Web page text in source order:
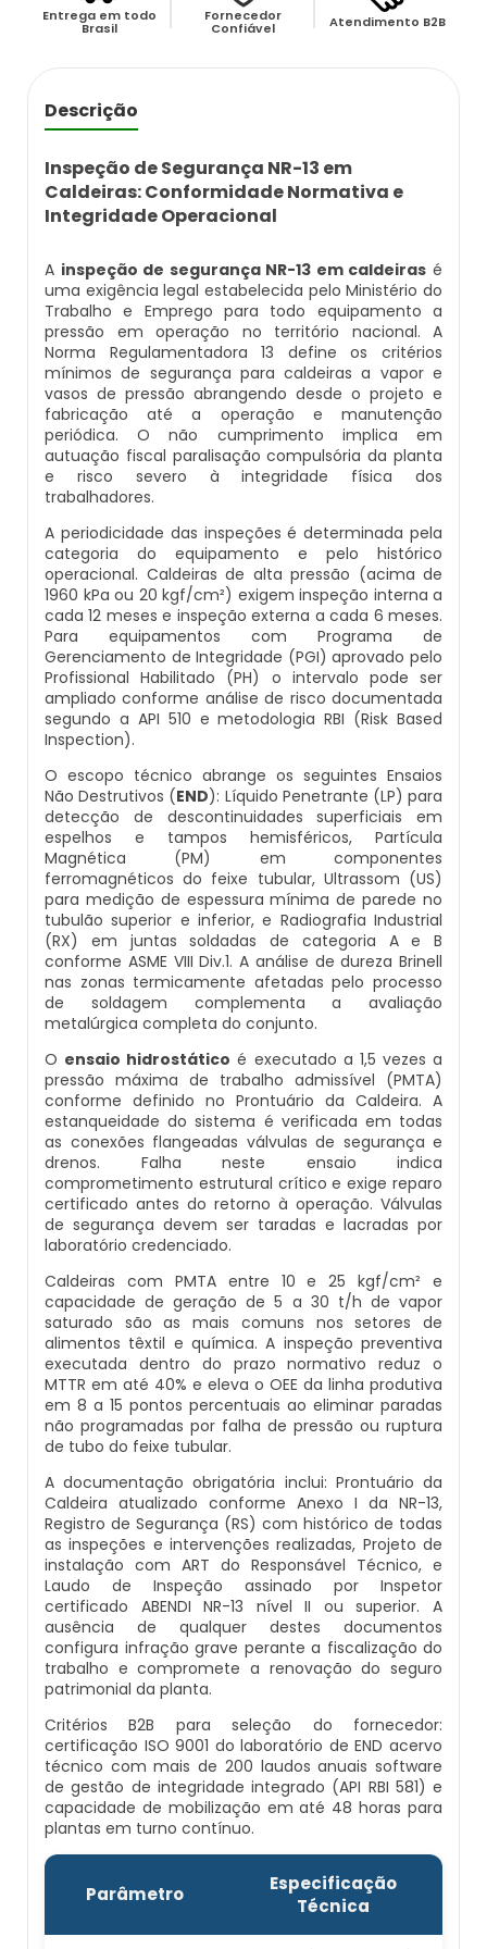
Caldeira Flamotubular Venda
Caldeira Flamotubular Vertical
Caldeira Fogotubular
Caldeira Fogotubular Horizontal
Caldeira Horizontal
Caldeira Industrial
Caldeira Industrial A Gás
Caldeira Industrial A Lenha
Caldeira Vertical
Caldeiraria De Fabricação E Montagem
Industrial
Caldeiraria E Montagem Industrial
Caldeiraria Industrial
Caldeiraria Pesada
Caldeiras De Recuperação De Calor Sensivel
Caldeiras E Aquecedores
Caldeiras E Vasos De Pressão
Comprar Caldeira
Controle E Automação De Caldeiras
Curso De Segurança Na Operação De
Caldeiras
Curso Operação De Caldeira
Curso Treinamento De Segurança Na
Operação De Caldeiras
Economizador Para Caldeiras
Empresa De Serviços Caldeiraria
Fabricante De Tubos Para Caldeira
Fabricantes De Caldeiras Industriais
Peças Para Caldeira
Pré Aquecedor De Ar Para Caldeira
Preço Caldeiras
Preço Caldeiras Industriais
Prestação De Serviços De Caldeiraria
Queimador Caldeira Diesel
Empresas Que Inspecionam Caldeiras
Inspeção De Caldeiras A Vapor
Inspeção De Caldeiras Flamotubulares
Inspeção De Caldeiras Preço
Inspeção De Caldeiras Profissional
Habilitado
Inspeção De Integridade De Caldeiras
Inspeção De Integridade Em Caldeiras
Inspeção De Segurança Caldeira
Inspeção De Segurança De Caldeiras
Inspeção De Segurança Em Caldeiras
Inspeção De Segurança Em Caldeiras E
Vasos De Pressão
Inspeção De Segurança Em Vasos De
Pressão
Inspeção Dimensional De Caldeiraria
Inspeção Dimensional De Caldeiraria E
Tubulação
Inspeção Em Caldeiras
Inspeção Em Caldeiras Aquatubulares
Inspeção Inicial Em Caldeiras
Inspeção Periodica Em Caldeiras
Manutenção E Inspeção De Caldeiras
Plano De Inspeção De Caldeiras
Prestadores De Serviços Em Inspeção De
Caldeiras
Profissionais Para Inspecionar Caldeiras
Profissionais Que Inspecionam Caldeiras
Profissional Habilitado Para Inspeção De
Serviço De Inspeção De Caldeiras
Valor De Inspeção De Caldeiras
Manutenção De Caldeiras A Gasóleo Rj
Manutenção De Caldeiras Em Rj
Roca
Empresa Que Fazem Montagem De
Empresas De Caldeiraria
Empresas De Caldeiraria E Montagem
Industrial
Empresas De Montagem De Caldeiras
Manutenção De Caldeiras
Manutenção De Caldeiras A Gásoleo
Manutenção De Caldeiras A Vapor
Manutenção De Caldeiras E Aquecedores
Manutenção De Caldeiras Em Sp
Manutenção De Caldeiras Industriais
Manutenção Em Caldeiras De Alta Pressão
Manutenção Preventiva Caldeiras
Montagem Caldeiras
Montagem De Caldeiras
Montagem De Caldeiras A Vapor
Montagem De Caldeiras Preço
Montagem De Caldeiras A Gás
Montagem De Caldeiras A Lenha
Montagem De Caldeiras A Pellets
Montagem De Caldeiras De Aquecimento
Montagem De Caldeiras Empresa
Preço Montagem De Caldeira A Gás
Preço Montagem De Caldeira A Lenha
Preço Montagem De Caldeira A Vapor
Preço Montagem De Caldeira De
Aquecimento
Preço Montagem De Caldeira Gás Natural
Preço Montagem De Caldeira Gás Roca
Preço Montagem De Caldeiras
Caldeira A Vapor Industrial A Venda
Caldeira A Vapor Para Cozinha Industrial
Caldeira A Vapor Para Sauna
Caldeira A Vapor Pequena
Caldeira A Vapor Vertical
Caldeira De Vapor
Caldeira De Vapor A Gás
Caldeira De Vapor A Venda
Caldeira Em Vapor
Caldeira Geradora De Vapor A Lenha
Caldeira Locomotiva A Vapor
Caldeira Usada A Venda
Caldeira Vapor A Lenha
Compra E Venda De Caldeiras Usadas
Comprar Caldeira A Vapor
Comprar Caldeira De Vapor
Distribuidor De Caldeira A Vapor
Empresa De Caldeira A Vapor
Fabrica De Caldeira A Vapor
Fabricante De Caldeira A Vapor
Ferro Com Caldeira A Vapor
Fornecedor De Caldeira A Vapor
Onde Comprar Caldeira A Vapor
Peças Para Caldeira A Vapor
Preço Caldeira A Vapor
Queimadores Para Caldeira A Vapor
Tubos Para Caldeira A Vapor
Caldeira Geradora De Vapor
Caldeira Industrial A Vapor
Mini Caldeira Geradora De Vapor
Caldeira Para Geração De Vapor
Caldeira A Vapor E Geração De Energia
Caldeira A Gás Natural Preço
Caldeira A Gás Preço
Caldeira A Gás Roca
Caldeira A Gás Usada
Caldeira De Aquecimento A Gás
Caldeira De Aquecimento Central A Gás
Caldeira Mural A Gás
Caldeira Mural A Gás Preço
Comprar Caldeira A Gás
Cotação De Caldeira A Gás
Distribuidor De Caldeira A Gás
Empresa De Caldeira A Gás
Empresa De Manutenção De Caldeira A Gás
Fornecedor De Caldeira A Gás
Manutenção De Caldeira A Gás
Onde Comprar Caldeira A Gás
Peças Para Caldeira A Gás
Queimador De Caldeira A Gás
Queimador Para Caldeira A Gás
Serviço De Manutenção Caldeira A Gás
Valor Caldeira A Gás
Venda Caldeira A Gás
Peças De Caldeiras
Melhor Caldeira Gás Natural
Caldeiras A Gás Natural Condensação
Preços
Entrega em todo
Brasil
Fornecedor
Confiável Atendimento B2B
Descrição
Inspeção de Segurança NR-13 em
Caldeiras: Conformidade Normativa e
Integridade Operacional
A inspeção de segurança NR-13 em caldeiras é
uma exigência legal estabelecida pelo Ministério do
Trabalho e Emprego para todo equipamento a
pressão em operação no território nacional. A
Norma Regulamentadora 13 define os critérios
mínimos de segurança para caldeiras a vapor e
vasos de pressão abrangendo desde o projeto e
fabricação até a operação e manutenção
periódica. O não cumprimento implica em
autuação fiscal paralisação compulsória da planta
e risco severo à integridade física dos
trabalhadores.
A periodicidade das inspeções é determinada pela
categoria do equipamento e pelo histórico
operacional. Caldeiras de alta pressão (acima de
1960 kPa ou 20 kgf/cm²) exigem inspeção interna a
cada 12 meses e inspeção externa a cada 6 meses.
Para equipamentos com Programa de
Gerenciamento de Integridade (PGI) aprovado pelo
Profissional Habilitado (PH) o intervalo pode ser
ampliado conforme análise de risco documentada
segundo a API 510 e metodologia RBI (Risk Based
Inspection).
O escopo técnico abrange os seguintes Ensaios
Não Destrutivos (END): Líquido Penetrante (LP) para
detecção de descontinuidades superficiais em
espelhos e tampos hemisféricos, Partícula
Magnética (PM) em componentes
ferromagnéticos do feixe tubular, Ultrassom (US)
para medição de espessura mínima de parede no
tubulão superior e inferior, e Radiografia Industrial
(RX) em juntas soldadas de categoria A e B
conforme ASME VIII Div.1. A análise de dureza Brinell
nas zonas termicamente afetadas pelo processo
de soldagem complementa a avaliação
metalúrgica completa do conjunto.
O ensaio hidrostático é executado a 1,5 vezes a
pressão máxima de trabalho admissível (PMTA)
conforme definido no Prontuário da Caldeira. A
estanqueidade do sistema é verificada em todas
as conexões flangeadas válvulas de segurança e
drenos. Falha neste ensaio indica
comprometimento estrutural crítico e exige reparo
certificado antes do retorno à operação. Válvulas
de segurança devem ser taradas e lacradas por
laboratório credenciado.
Caldeiras com PMTA entre 10 e 25 kgf/cm² e
capacidade de geração de 5 a 30 t/h de vapor
saturado são as mais comuns nos setores de
alimentos têxtil e química. A inspeção preventiva
executada dentro do prazo normativo reduz o
MTTR em até 40% e eleva o OEE da linha produtiva
em 8 a 15 pontos percentuais ao eliminar paradas
não programadas por falha de pressão ou ruptura
de tubo do feixe tubular.
A documentação obrigatória inclui: Prontuário da
Caldeira atualizado conforme Anexo I da NR-13,
Registro de Segurança (RS) com histórico de todas
as inspeções e intervenções realizadas, Projeto de
instalação com ART do Responsável Técnico, e
Laudo de Inspeção assinado por Inspetor
certificado ABENDI NR-13 nível II ou superior. A
ausência de qualquer destes documentos
configura infração grave perante a fiscalização do
trabalho e compromete a renovação do seguro
patrimonial da planta.
Critérios B2B para seleção do fornecedor:
certificação ISO 9001 do laboratório de END acervo
técnico com mais de 200 laudos anuais software
de gestão de integridade integrado (API RBI 581) e
capacidade de mobilização em até 48 horas para
plantas em turno contínuo.
Parâmetro
Especificação
Técnica